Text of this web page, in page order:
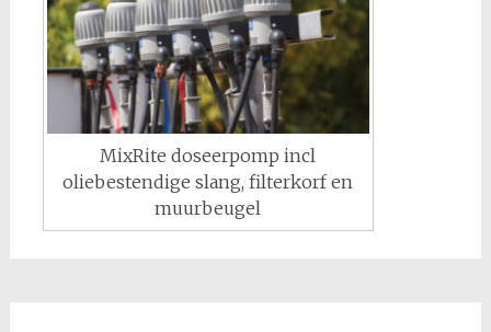
MixRite doseerpomp incl
oliebestendige slang, filterkorf en
muurbeugel